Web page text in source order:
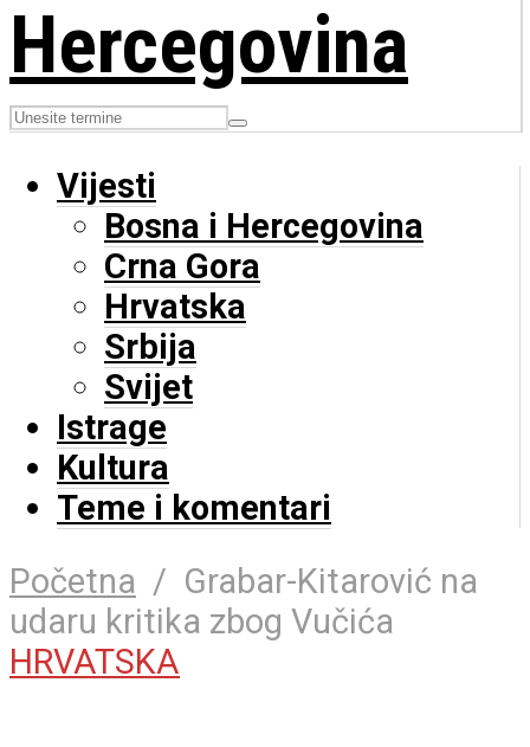
Vijesti
Bosna i Hercegovina
Crna Gora
Hrvatska
Srbija
Svijet
Istrage
Kultura
Teme i komentari
Početna / Grabar-Kitarović na
udaru kritika zbog Vučića
HRVATSKA